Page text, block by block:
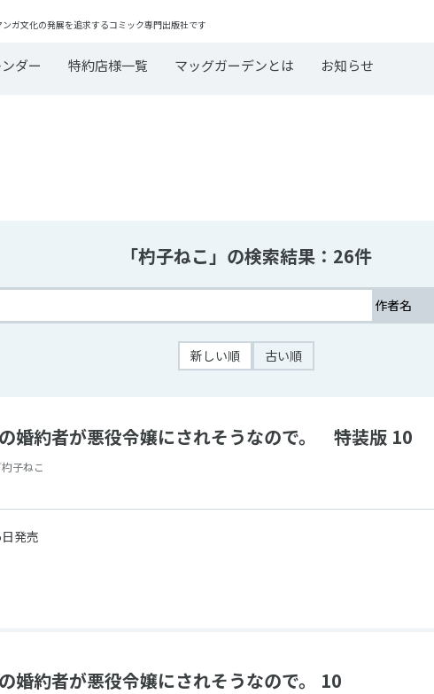
ンガ文化の発展を追求するコミック専門出版社です
ダー 特約店様一覧 マッグガーデンとは お知らせ
「杓子ねこ」の検索結果：26件
新しい順 古い順
婚約者が悪役令嬢にされそうなので。 特装版 10
子ねこ
発売
婚約者が悪役令嬢にされそうなので。 10